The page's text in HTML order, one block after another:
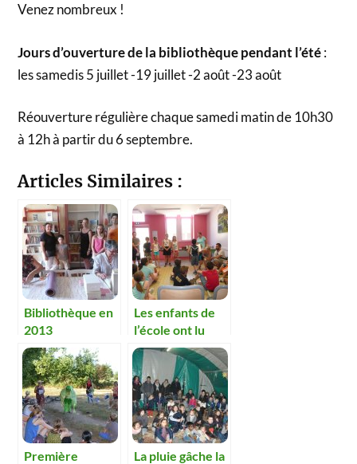
Venez nombreux !
Jours d’ouverture de la bibliothèque pendant l’été:
les samedis 5 juillet -19 juillet -2 août -23 août
Réouverture régulière chaque samedi matin de 10h30
à 12h à partir du 6 septembre.
Articles Similaires :
Bibliothèque en
2013
Les enfants de
l’école ont lu
leurs livres
préférés
Première
La pluie gâche la